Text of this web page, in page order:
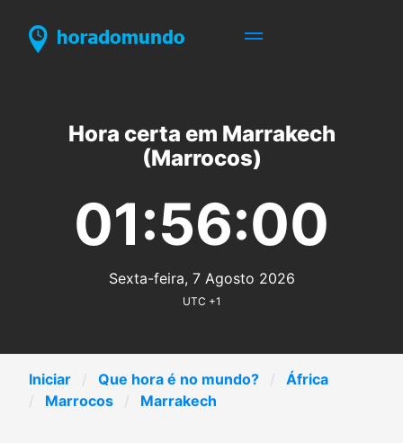
Hora certa em Marrakech
(Marrocos)
01:56:00
Sexta-feira, 7 Agosto 2026
UTC +1
Iniciar Que hora é no mundo?
África
Marrocos
Marrakech